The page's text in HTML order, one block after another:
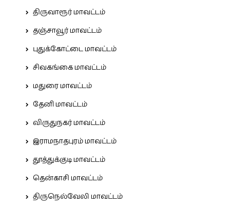
திருவாரூர் மாவட்டம்
தஞ்சாவூர் மாவட்டம்
புதுக்கோட்டை மாவட்டம்
சிவகங்கை மாவட்டம்
மதுரை மாவட்டம்
தேனி மாவட்டம்
விருதுநகர் மாவட்டம்
இராமநாதபுரம் மாவட்டம்
தூத்துக்குடி மாவட்டம்
தென்காசி மாவட்டம்
திருநெல்வேலி மாவட்டம்